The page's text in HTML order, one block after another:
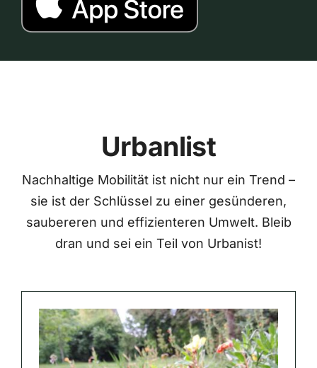
Urbanlist
Nachhaltige Mobilität ist nicht nur ein Trend –
sie ist der Schlüssel zu einer gesünderen,
saubereren und effizienteren Umwelt. Bleib
dran und sei ein Teil von Urbanist!